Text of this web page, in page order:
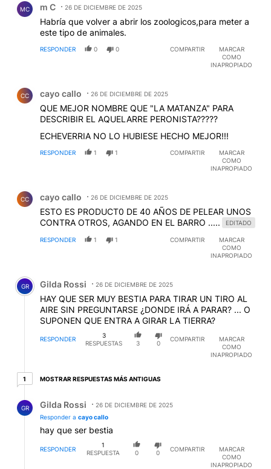
MC m C 26 DE DICIEMBRE DE 2025
Habría que volver a abrir los zoologicos,para meter a
este tipo de animales.
RESPONDER 0 0 COMPARTIR
MARCAR
COMO
INAPROPIADO
CC cayo callo 26 DE DICIEMBRE DE 2025
QUE MEJOR NOMBRE QUE "LA MATANZA" PARA
DESCRIBIR EL AQUELARRE PERONISTA?????
ECHEVERRIA NO LO HUBIESE HECHO MEJOR!!!
RESPONDER 1 1 COMPARTIR
MARCAR
COMO
INAPROPIADO
CC cayo callo 26 DE DICIEMBRE DE 2025
ESTO ES PRODUCT0 DE 40 AÑOS DE PELEAR UNOS
CONTRA OTROS, AGANDO EN EL BARRO .....
EDITADO
RESPONDER 1 1 COMPARTIR
MARCAR
COMO
INAPROPIADO
Comentario de Gilda Rossi.
GR Gilda Rossi 26 DE DICIEMBRE DE 2025
HAY QUE SER MUY BESTIA PARA TIRAR UN TIRO AL
AIRE SIN PREGUNTARSE ¿DONDE IRÁ A PARAR? ... O
SUPONEN QUE ENTRA A GIRAR LA TIERRA?
RESPONDER
3
RESPUESTAS
3 0
COMPARTIR
MARCAR
COMO
INAPROPIADO
11 respuesta más antiguas
MOSTRAR RESPUESTAS MÁS ANTIGUAS
GR Gilda Rossi
26 DE DICIEMBRE DE 2025
Responder a cayo callo
hay que ser bestia
RESPONDER
1
RESPUESTA
0 0
COMPARTIR
MARCAR
COMO
INAPROPIADO